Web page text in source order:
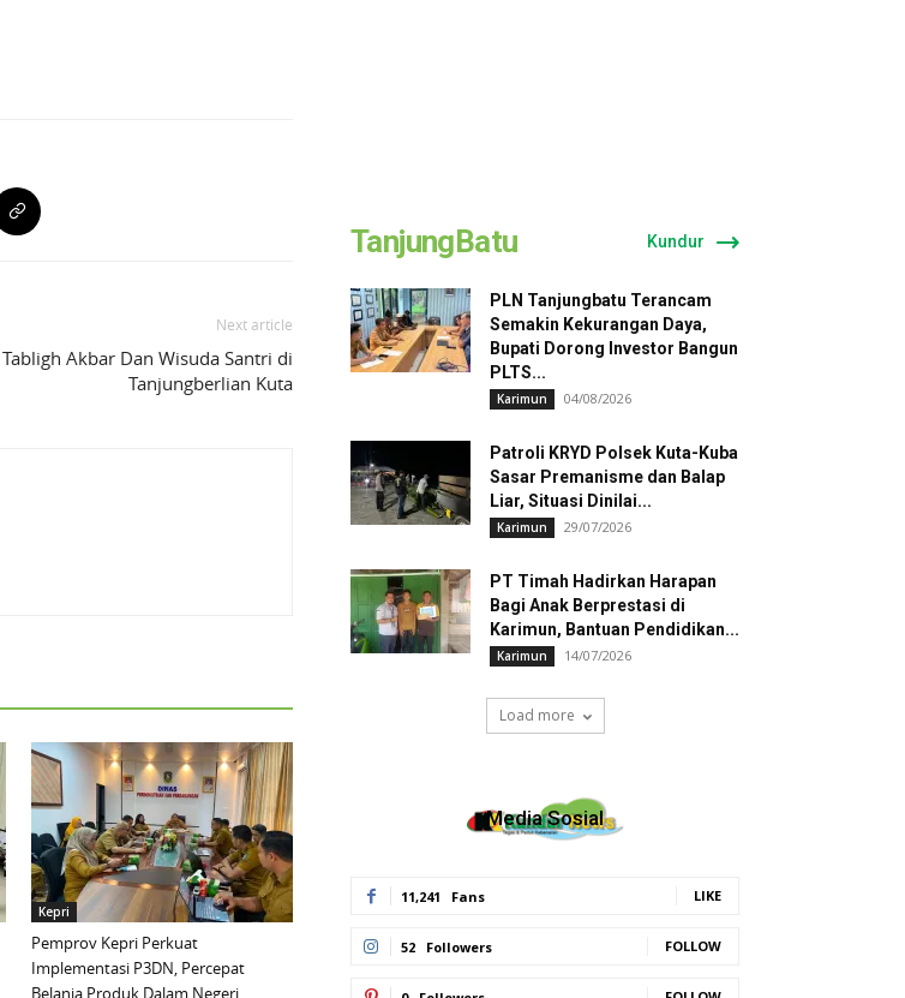
Next article
Tabligh Akbar Dan Wisuda Santri di
Tanjungberlian Kuta
Kepri
Pemprov Kepri Perkuat
Implementasi P3DN, Percepat
Belanja Produk Dalam Negeri
TanjungBatu Kundur
PLN Tanjungbatu Terancam
Semakin Kekurangan Daya,
Bupati Dorong Investor Bangun
PLTS...
Karimun 04/08/2026
Patroli KRYD Polsek Kuta-Kuba
Sasar Premanisme dan Balap
Liar, Situasi Dinilai...
Karimun 29/07/2026
PT Timah Hadirkan Harapan
Bagi Anak Berprestasi di
Karimun, Bantuan Pendidikan...
Karimun 14/07/2026
Load more
Media Sosial
11,241 Fans LIKE
52 Followers FOLLOW